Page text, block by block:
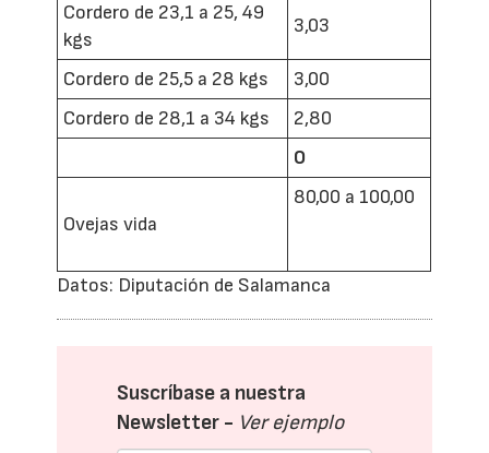
Cordero de 23,1 a 25, 49
kgs
3,03
Cordero de 25,5 a 28 kgs
3,00
Cordero de 28,1 a 34 kgs
2,80
O
Ovejas vida
80,00 a 100,00
Datos: Diputación de Salamanca
Suscríbase a nuestra
Newsletter - Ver ejemplo